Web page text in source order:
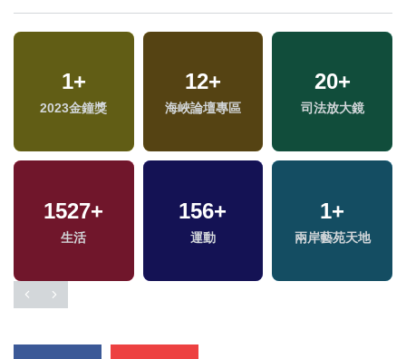
639+
文教
473+
財經及消費
655+
綜合
14+
2024總統大選
2+ 1283
社會